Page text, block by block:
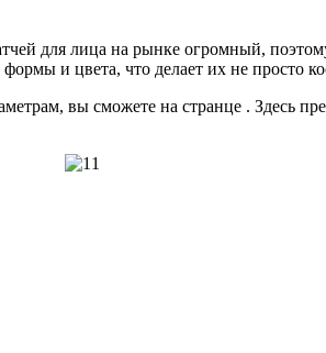
для лица на рынке огромный,
и цвета, что делает их не просто
вы сможете на странце . Здесь